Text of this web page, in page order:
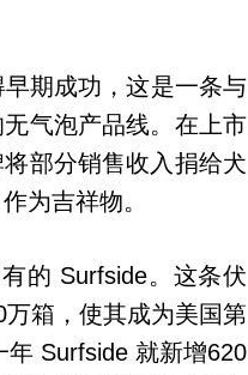
期成功，这是一条与
气泡产品线。在上市
部分销售收入捐给犬
为吉祥物。
的 Surfside。这条伏
箱，使其成为美国第
Surfside 就新增620